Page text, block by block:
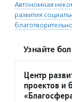
Автономная
развития
Узнайте
Центр
проектов и